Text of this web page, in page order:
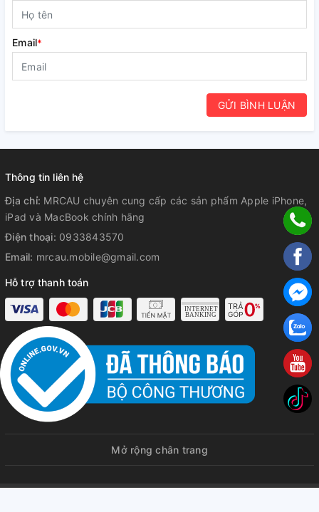
Email*
GỬI BÌNH LUẬN
Thông tin liên hệ
Địa chỉ: MRCAU chuyên cung cấp các sản phẩm Apple iPhone,
iPad và MacBook chính hãng
Điện thoại: 0933843570
Email: mrcau.mobile@gmail.com
Hỗ trợ thanh toán
Mở rộng chân trang